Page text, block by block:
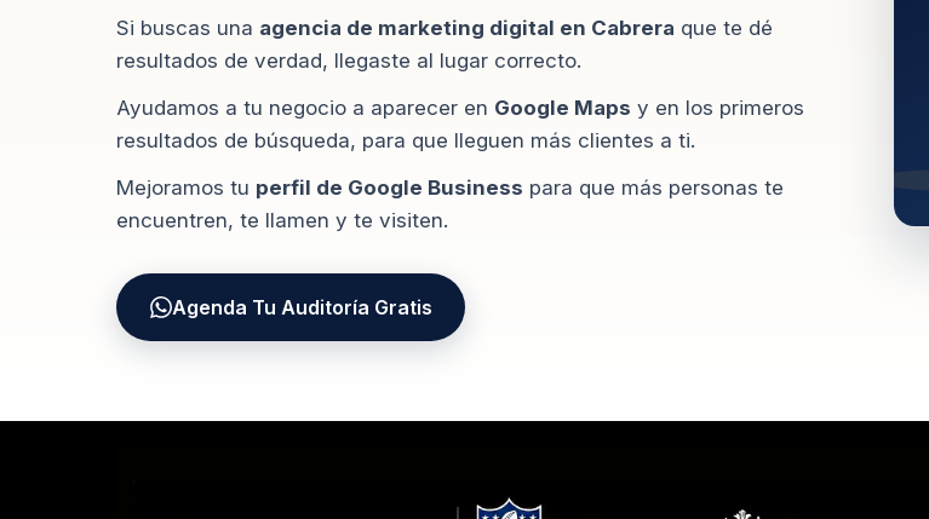
Si buscas una agencia de marketing digital en Cabrera que te dé
resultados de verdad, llegaste al lugar correcto.
Ayudamos a tu negocio a aparecer en Google Maps y en los primeros
resultados de búsqueda, para que lleguen más clientes a ti.
Mejoramos tu perfil de Google Business para que más personas te
encuentren, te llamen y te visiten.
Agenda Tu Auditoría Gratis